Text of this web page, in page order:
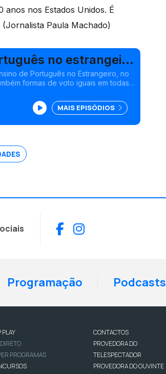
anos nos Estados Unidos. É
Paula Machado)
no estrangeiro
de Português no Estrangeiro, no
formas de voto iguais em todas
MAIS EPISÓDIOS
Facebook
Instagram
Programação Podcasts
PLAY
PROGRAMAS
CONTACTOS
PROVEDORA DO
TELESPECTADOR
PROVEDORA DO OUVINTE